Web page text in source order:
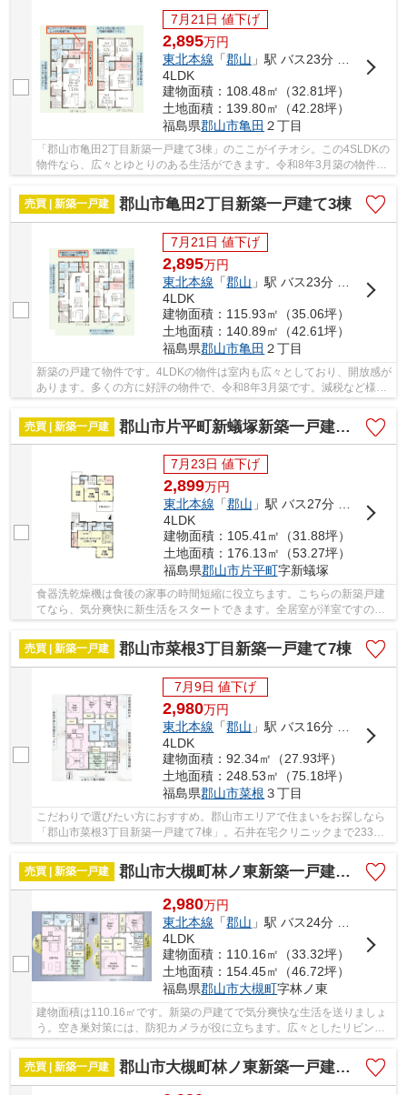
7月21日 値下げ
2,895万円
東北本線 「郡山 」駅 バス23分 「桑野三丁目」 停歩11分
4LDK
建物面積：108.48㎡（32.81坪）
土地面積：139.80㎡（42.28坪）
福島県郡山市亀田 ２丁目
「郡山市亀田2丁目新築一戸建て3棟」のここがイチオシ。この4SLDKの
物件なら、広々とゆとりのある生活ができます。令和8年3月築の物件で
す。メンテナンスしやすく耐震性の高い長期優良...
売買 | 新築一戸建
郡山市亀田2丁目新築一戸建て3棟
7月21日 値下げ
2,895万円
東北本線 「郡山 」駅 バス23分 「桑野三丁目」 停歩11分
4LDK
建物面積：115.93㎡（35.06坪）
土地面積：140.89㎡（42.61坪）
福島県郡山市亀田 ２丁目
新築の戸建て物件です。4LDKの物件は室内も広々としており、開放感が
あります。多くの方に好評の物件で、令和8年3月築です。減税など様々
な税制面でメリットの多い長期優良住宅です。...
売買 | 新築一戸建
郡山市片平町新蟻塚新築一戸建て1棟
7月23日 値下げ
2,899万円
東北本線 「郡山 」駅 バス27分 「蟻塚」 停歩7分
4LDK
建物面積：105.41㎡（31.88坪）
土地面積：176.13㎡（53.27坪）
福島県郡山市片平町字新蟻塚
食器洗乾燥機は食後の家事の時間短縮に役立ちます。こちらの新築戸建
てなら、気分爽快に新生活をスタートできます。全居室が洋室ですの
売買 | 新築一戸建
郡山市菜根3丁目新築一戸建て7棟
7月9日 値下げ
2,980万円
東北本線 「郡山 」駅 バス16分 「香久池一丁目」 停歩12分
4LDK
建物面積：92.34㎡（27.93坪）
土地面積：248.53㎡（75.18坪）
福島県郡山市菜根 ３丁目
こだわりで選びたい方におすすめ。郡山市エリアで住まいをお探しなら
「郡山市菜根3丁目新築一戸建て7棟」。石井在宅クリニックまで233m
売買 | 新築一戸建
郡山市大槻町林ノ東新築一戸建て9棟
2,980万円
東北本線 「郡山 」駅 バス24分 「山崎（郡山市）」 停歩11分
4LDK
建物面積：110.16㎡（33.32坪）
土地面積：154.45㎡（46.72坪）
福島県郡山市大槻町字林ノ東
建物面積は110.16㎡です。新築の戸建てで気分爽快な生活を送りましょ
う。空き巣対策には、防犯カメラが役に立ちます。広々としたリビング
売買 | 新築一戸建
郡山市大槻町林ノ東新築一戸建て9棟